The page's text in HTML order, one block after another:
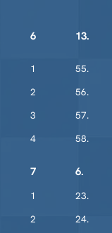
6 13.
1 55.
2
56.
3
57.
4
58.
7 6.
1 23.
2
24.